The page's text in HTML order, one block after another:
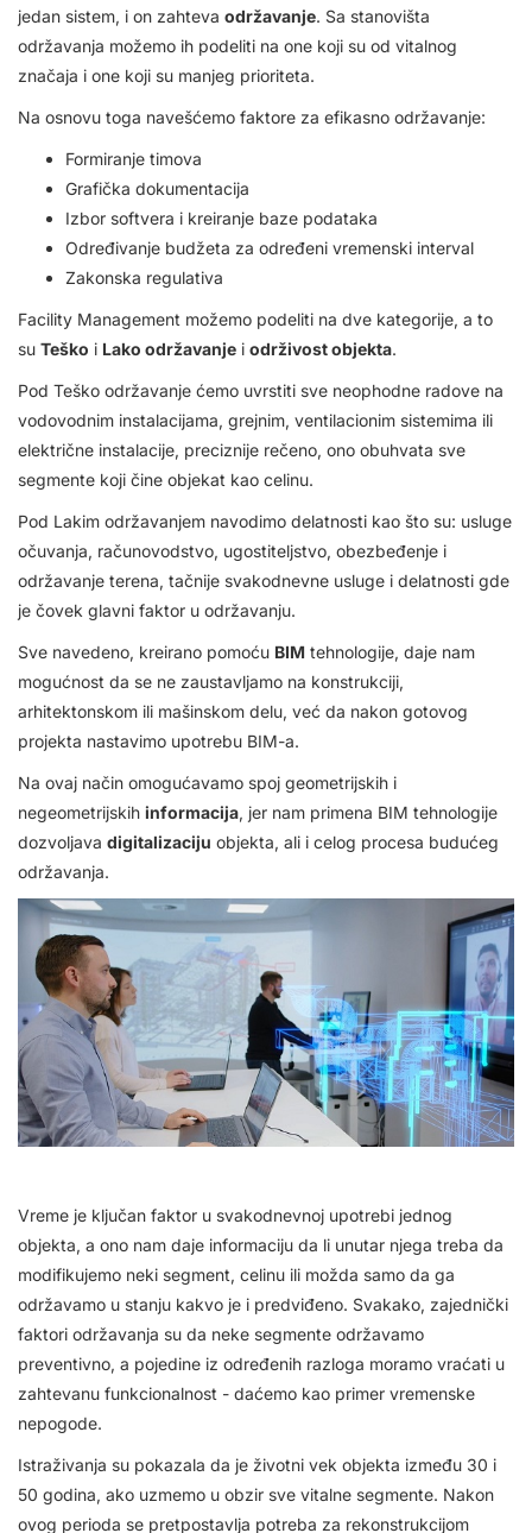
jedan sistem, i on zahteva održavanje. Sa stanovišta
održavanja možemo ih podeliti na one koji su od vitalnog
značaja i one koji su manjeg prioriteta.
Na osnovu toga navešćemo faktore za efikasno održavanje:
Formiranje timova
Grafička dokumentacija
Izbor softvera i kreiranje baze podataka
Određivanje budžeta za određeni vremenski interval
Zakonska regulativa
Facility Management možemo podeliti na dve kategorije, a to
su Teško i Lako održavanje i održivost objekta.
Pod Teško održavanje ćemo uvrstiti sve neophodne radove na
vodovodnim instalacijama, grejnim, ventilacionim sistemima ili
električne instalacije, preciznije rečeno, ono obuhvata sve
segmente koji čine objekat kao celinu.
Pod Lakim održavanjem navodimo delatnosti kao što su: usluge
očuvanja, računovodstvo, ugostiteljstvo, obezbeđenje i
održavanje terena, tačnije svakodnevne usluge i delatnosti gde
je čovek glavni faktor u održavanju.
Sve navedeno, kreirano pomoću BIM tehnologije, daje nam
mogućnost da se ne zaustavljamo na konstrukciji,
arhitektonskom ili mašinskom delu, već da nakon gotovog
projekta nastavimo upotrebu BIM-a.
Na ovaj način omogućavamo spoj geometrijskih i
negeometrijskih informacija, jer nam primena BIM tehnologije
dozvoljava digitalizaciju objekta, ali i celog procesa budućeg
održavanja.
Vreme je ključan faktor u svakodnevnoj upotrebi jednog
objekta, a ono nam daje informaciju da li unutar njega treba da
modifikujemo neki segment, celinu ili možda samo da ga
održavamo u stanju kakvo je i predviđeno. Svakako, zajednički
faktori održavanja su da neke segmente održavamo
preventivno, a pojedine iz određenih razloga moramo vraćati u
zahtevanu funkcionalnost - daćemo kao primer vremenske
nepogode.
Istraživanja su pokazala da je životni vek objekta između 30 i
50 godina, ako uzmemo u obzir sve vitalne segmente. Nakon
ovog perioda se pretpostavlja potreba za rekonstrukcijom